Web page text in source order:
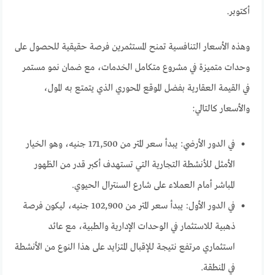
أكتوبر.
وهذه الأسعار التنافسية تمنح المستثمرين فرصة حقيقية للحصول على
وحدات متميزة في مشروع متكامل الخدمات، مع ضمان نمو مستمر
في القيمة العقارية بفضل الموقع المحوري الذي يتمتع به المول،
والأسعار كالتالي:
في الدور الأرضي: يبدأ سعر المتر من 171,500 جنيه، وهو الخيار
الأمثل للأنشطة التجارية التي تستهدف أكبر قدر من الظهور
المباشر أمام العملاء على شارع السنترال الحيوي.
في الدور الأول: يبدأ سعر المتر من 102,900 جنيه، ليكون فرصة
ذهبية للاستثمار في الوحدات الإدارية والطبية، مع عائد
استثماري مرتفع نتيجة للإقبال المتزايد على هذا النوع من الأنشطة
في المنطقة.